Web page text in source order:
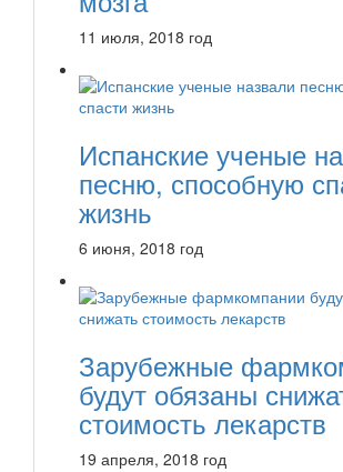
11 июля, 2018 год
Испанские ученые
песню, способную
жизнь
6 июня, 2018 год
Зарубежные
будут обязаны
стоимость лекарств
19 апреля, 2018 год